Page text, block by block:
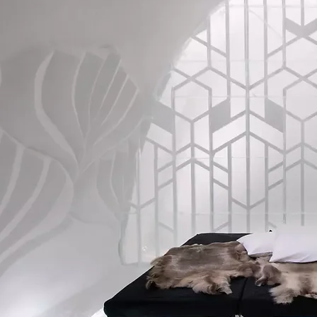
ICE